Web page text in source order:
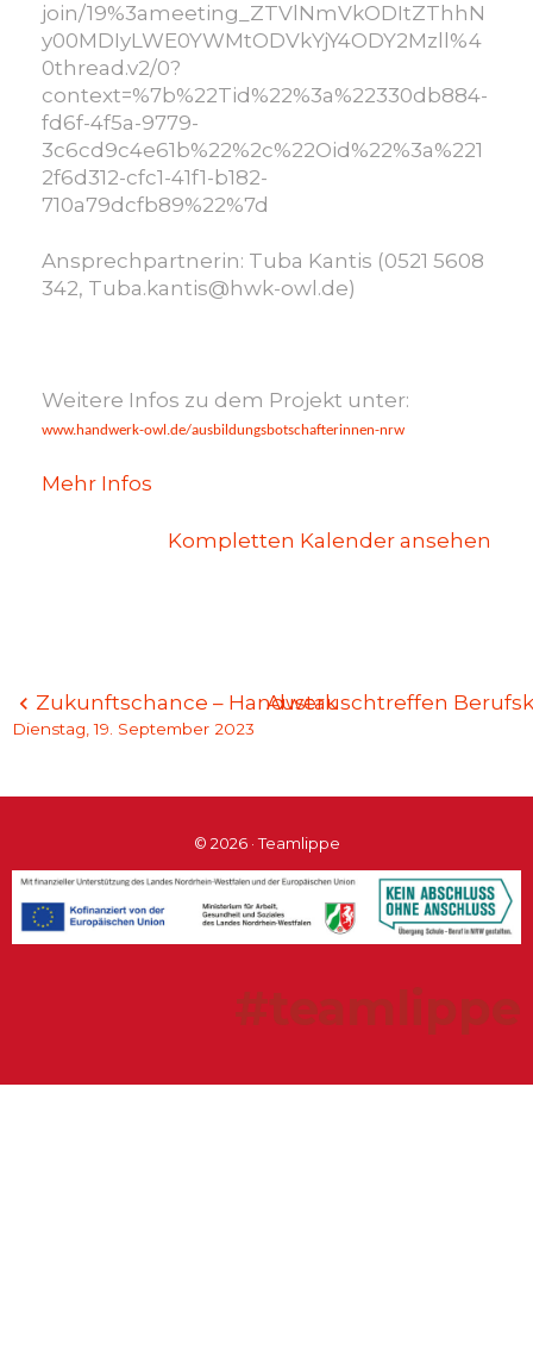
join/19%3ameeting_ZTVlNmVkODItZThhN
y00MDIyLWE0YWMtODVkYjY4ODY2Mzll%4
0thread.v2/0?
context=%7b%22Tid%22%3a%22330db884-
fd6f-4f5a-9779-
3c6cd9c4e61b%22%2c%22Oid%22%3a%221
2f6d312-cfc1-41f1-b182-
710a79dcfb89%22%7d
Ansprechpartnerin: Tuba Kantis (0521 5608
342, Tuba.kantis@hwk-owl.de)
Weitere Infos zu dem Projekt unter:
www.handwerk-owl.de/ausbildungsbotschafterinnen-nrw
Mehr Infos
Kompletten Kalender ansehen
Beitragsnavigation
Zukunftschance – Handwerk
Dienstag, 19. September 2023
Austauschtreffen
© 2026 · Teamlippe
#teamlippe